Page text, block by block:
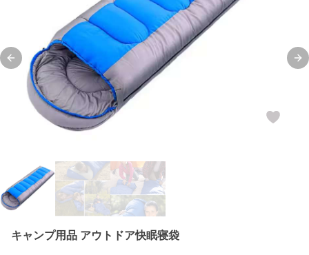
Previous slide
キャンプ用品 アウトドア快眠寝袋